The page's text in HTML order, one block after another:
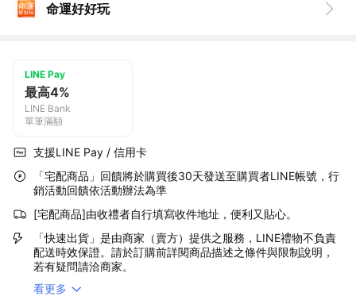
命運好好玩
LINE Pay
最高4%
LINE Bank
單筆滿額
支援LINE Pay / 信用卡
「宅配商品」回饋將於購買後30天發送至購買者LINE帳號，行
銷活動回饋依活動辦法為準
[宅配商品]由收禮者自行填寫收件地址，便利又貼心。
「快速出貨」是由商家（賣方）提供之服務，LINE禮物不負責
配送時效保證。請於訂購前詳閱商品描述之條件與限制說明，
若有疑問請洽商家。
看更多